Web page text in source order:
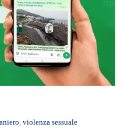
violenza sessuale